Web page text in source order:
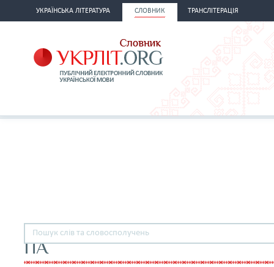
УКРАЇНСЬКА ЛІТЕРАТУРА СЛОВНИК ТРАНСЛІТЕРАЦІЯ
ПА